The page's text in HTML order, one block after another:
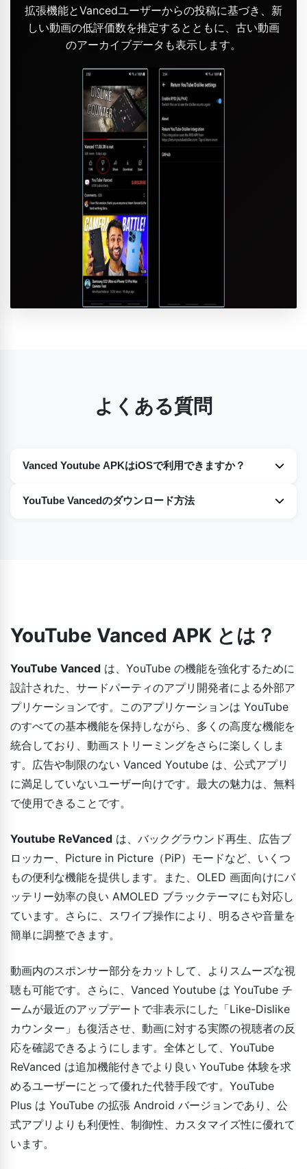
拡張機能とVancedユーザーからの投稿に基づき、新
しい動画の低評価数を推定するとともに、古い動画
のアーカイブデータも表示します。
よくある質問
Vanced Youtube APKはiOSで利用できますか？
残念ながら、YouTube VancedはiOSデバイスに対応してい
ません。AppleはApp Store以外からのサードパーティ製ア
YouTube Vancedのダウンロード方法
YouTube Vanced APK とは？
YouTube Vanced は、YouTube の機能を強化するために
設計された、サードパーティのアプリ開発者による外部ア
プリケーションです。このアプリケーションは YouTube
のすべての基本機能を保持しながら、多くの高度な機能を
統合しており、動画ストリーミングをさらに楽しくしま
す。広告や制限のない Vanced Youtube は、公式アプリ
に満足していないユーザー向けです。最大の魅力は、無料
で使用できることです。
Youtube ReVanced は、バックグラウンド再生、広告ブ
ロッカー、Picture in Picture（PiP）モードなど、いくつ
もの便利な機能を提供します。また、OLED 画面向けにバ
ッテリー効率の良い AMOLED ブラックテーマにも対応し
ています。さらに、スワイプ操作により、明るさや音量を
簡単に調整できます。
動画内のスポンサー部分をカットして、よりスムーズな視
聴も可能です。さらに、Vanced Youtube は YouTube チ
ームが最近のアップデートで非表示にした「Like-Dislike
カウンター」も復活させ、動画に対する実際の視聴者の反
応を確認できるようにします。全体として、YouTube
ReVanced は追加機能付きでより良い YouTube 体験を求
めるユーザーにとって優れた代替手段です。YouTube
Plus は YouTube の拡張 Android バージョンであり、公
式アプリよりも利便性、制御性、カスタマイズ性に優れて
います。